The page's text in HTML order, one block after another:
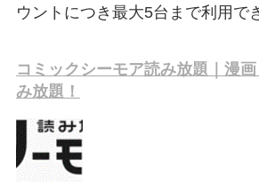
ウントにつき最大5台まで利用で
コミックシーモア読み放題｜漫
み放題！